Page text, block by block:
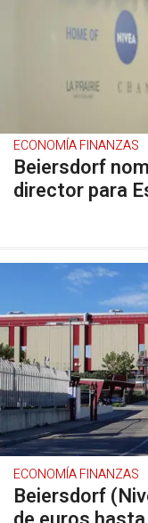
ECONOMÍA FINANZAS
Beiersdorf
director para
ECONOMÍA FINANZAS
Beiersdorf